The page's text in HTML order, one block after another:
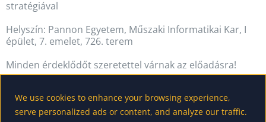
We use cookies to enhance your browsing experience,
serve personalized ads or content, and analyze our traffic.
stratégiával
Helyszín: Pannon Egyetem, Műszaki Informatikai Kar, I
épület, 7. emelet, 726. terem
Minden érdeklődőt szeretettel várnak az előadásra!